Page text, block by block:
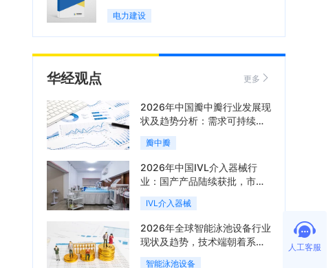
电力建设
华经观点 更多
2026年中国瓣中瓣行业发展现
状及趋势分析：需求可持续释
放，市场发展前景良好「图」
瓣中瓣
2026年中国IVL介入器械行
业：国产产品陆续获批，市场
将进入持续高增长阶段「图」
IVL介入器械
2026年全球智能泳池设备行业
现状及趋势，技术端朝着系统
集成、绿色节能方向迭代
智能泳池设备
人工客服